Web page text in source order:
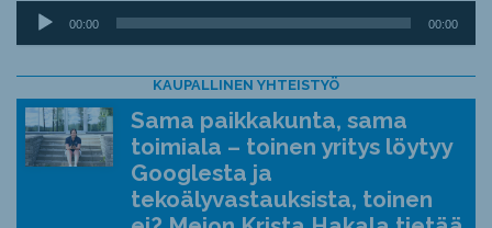
Äänitoistin
00:00 00:00
KAUPALLINEN YHTEISTYÖ
Sama paikkakunta, sama
toimiala – toinen yritys löytyy
Googlesta ja
tekoälyvastauksista, toinen